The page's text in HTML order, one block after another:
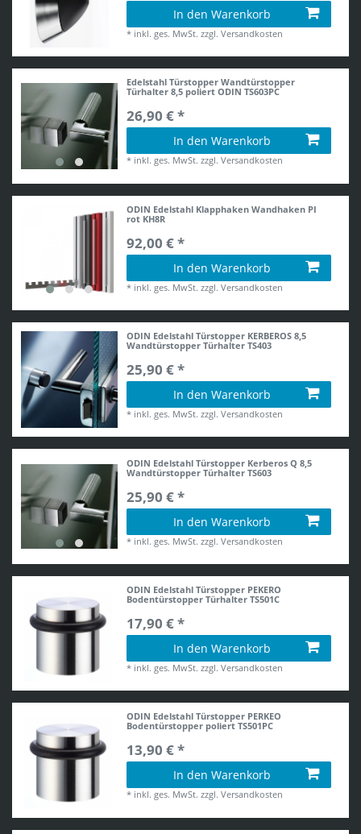
In den Warenkorb
* inkl. ges. MwSt. zzgl.Versandkosten
Edelstahl Türstopper Wandtürstopper
Türhalter 8,5 poliert ODIN TS603PC
26,90 € *
In den Warenkorb
* inkl. ges. MwSt. zzgl.Versandkosten
ODIN Edelstahl Klapphaken Wandhaken PI
rot KH8R
92,00 € *
In den Warenkorb
* inkl. ges. MwSt. zzgl.Versandkosten
ODIN Edelstahl Türstopper KERBEROS 8,5
Wandtürstopper Türhalter TS403
25,90 € *
In den Warenkorb
* inkl. ges. MwSt. zzgl.Versandkosten
ODIN Edelstahl Türstopper Kerberos Q 8,5
Wandtürstopper Türhalter TS603
25,90 € *
In den Warenkorb
* inkl. ges. MwSt. zzgl.Versandkosten
ODIN Edelstahl Türstopper PEKERO
Bodentürstopper Türhalter TS501C
17,90 € *
In den Warenkorb
* inkl. ges. MwSt. zzgl.Versandkosten
ODIN Edelstahl Türstopper PERKEO
Bodentürstopper poliert TS501PC
13,90 € *
In den Warenkorb
* inkl. ges. MwSt. zzgl.Versandkosten